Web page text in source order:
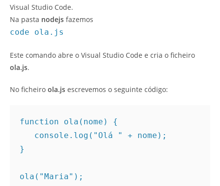
Visual Studio Code.
Na pasta nodejs fazemos
code ola.js
Este comando abre o Visual Studio Code e cria o ficheiro
ola.js.
No ficheiro ola.js escrevemos o seguinte código:
function ola(nome) {
}
ola("Maria");